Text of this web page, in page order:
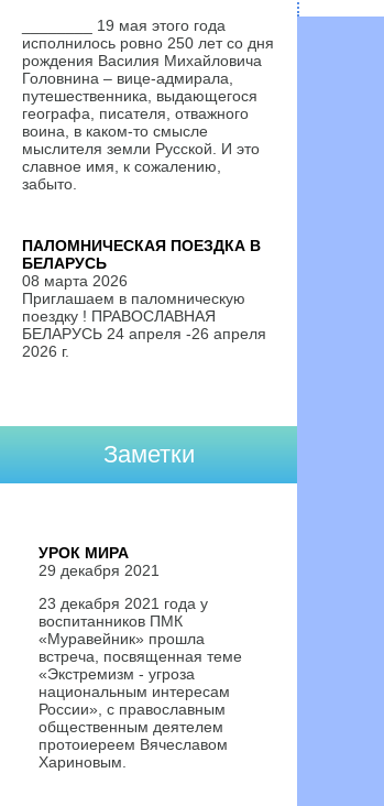
________ 19 мая этого года
исполнилось ровно 250 лет со дня
рождения Василия Михайловича
Головнина – вице-адмирала,
путешественника, выдающегося
географа, писателя, отважного
воина, в каком-то смысле
мыслителя земли Русской. И это
славное имя, к сожалению,
забыто.
ПАЛОМНИЧЕСКАЯ ПОЕЗДКА В
БЕЛАРУСЬ
08 марта 2026
Приглашаем в паломническую
поездку ! ПРАВОСЛАВНАЯ
БЕЛАРУСЬ 24 апреля -26 апреля
2026 г.
Заметки
УРОК МИРА
29 декабря 2021
23 декабря 2021 года у
воспитанников ПМК
«Муравейник» прошла
встреча, посвященная теме
«Экстремизм - угроза
национальным интересам
России», с православным
общественным деятелем
протоиереем Вячеславом
Хариновым.